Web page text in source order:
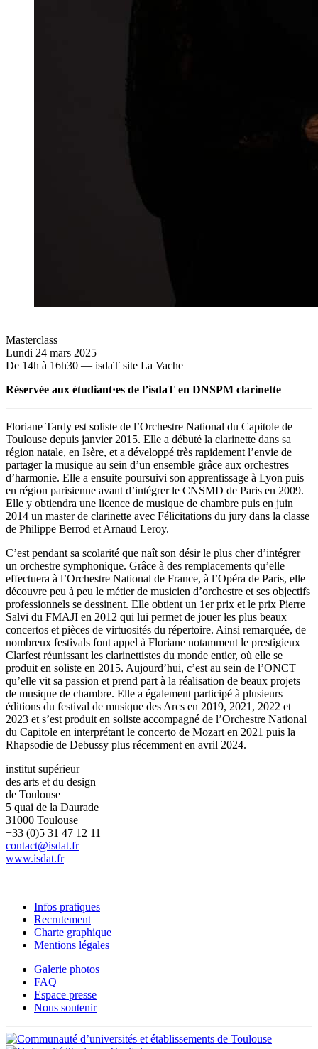
Masterclass
Lundi 24 mars 2025
De 14h à 16h30 — isdaT site La Vache
Réservée aux étudiant·es de l’isdaT en DNSPM clarinette
Floriane Tardy est soliste de l’Orchestre National du Capitole de
Toulouse depuis janvier 2015. Elle a débuté la clarinette dans sa
région natale, en Isère, et a développé très rapidement l’envie de
partager la musique au sein d’un ensemble grâce aux orchestres
d’harmonie. Elle a ensuite poursuivi son apprentissage à Lyon puis
en région parisienne avant d’intégrer le CNSMD de Paris en 2009.
Elle y obtiendra une licence de musique de chambre puis en juin
2014 un master de clarinette avec Félicitations du jury dans la classe
de Philippe Berrod et Arnaud Leroy.
C’est pendant sa scolarité que naît son désir le plus cher d’intégrer
un orchestre symphonique. Grâce à des remplacements qu’elle
effectuera à l’Orchestre National de France, à l’Opéra de Paris, elle
découvre peu à peu le métier de musicien d’orchestre et ses objectifs
professionnels se dessinent. Elle obtient un 1er prix et le prix Pierre
Salvi du FMAJI en 2012 qui lui permet de jouer les plus beaux
concertos et pièces de virtuosités du répertoire. Ainsi remarquée, de
nombreux festivals font appel à Floriane notamment le prestigieux
Clarfest réunissant les clarinettistes du monde entier, où elle se
produit en soliste en 2015. Aujourd’hui, c’est au sein de l’ONCT
qu’elle vit sa passion et prend part à la réalisation de beaux projets
de musique de chambre. Elle a également participé à plusieurs
éditions du festival de musique des Arcs en 2019, 2021, 2022 et
2023 et s’est produit en soliste accompagné de l’Orchestre National
du Capitole en interprétant le concerto de Mozart en 2021 puis la
Rhapsodie de Debussy plus récemment en avril 2024.
institut supérieur
des arts et du design
de Toulouse
5 quai de la Daurade
31000 Toulouse
+33 (0)5 31 47 12 11
contact@isdat.fr
www.isdat.fr
Infos pratiques
Recrutement
Charte graphique
Mentions légales
Galerie photos
FAQ
Espace presse
Nous soutenir